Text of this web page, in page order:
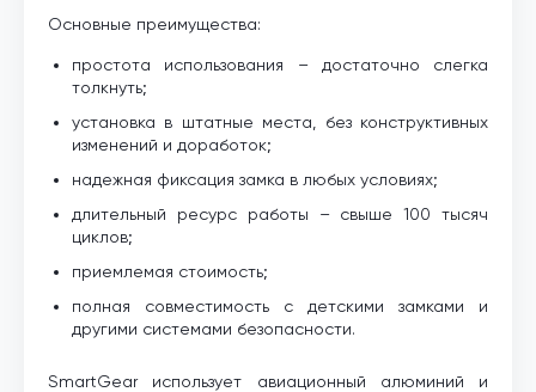
Основные преимущества:
простота использования – достаточно слегка
толкнуть;
установка в штатные места, без конструктивных
изменений и доработок;
надежная фиксация замка в любых условиях;
длительный ресурс работы – свыше 100 тысяч
циклов;
приемлемая стоимость;
полная совместимость с детскими замками и
другими системами безопасности.
SmartGear использует авиационный алюминий и